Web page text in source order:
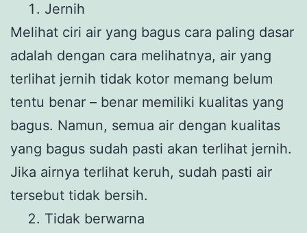
Jernih
Melihat ciri air yang bagus cara paling dasar
adalah dengan cara melihatnya, air yang
terlihat jernih tidak kotor memang belum
tentu benar – benar memiliki kualitas yang
bagus. Namun, semua air dengan kualitas
yang bagus sudah pasti akan terlihat jernih.
Jika airnya terlihat keruh, sudah pasti air
tersebut tidak bersih.
Tidak berwarna